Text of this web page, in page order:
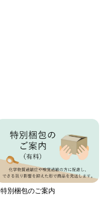
特別梱包のご案内